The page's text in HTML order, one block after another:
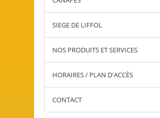
SIEGE DE LIFFOL
NOS PRODUITS ET SERVICES
HORAIRES / PLAN D'ACCÈS
CONTACT